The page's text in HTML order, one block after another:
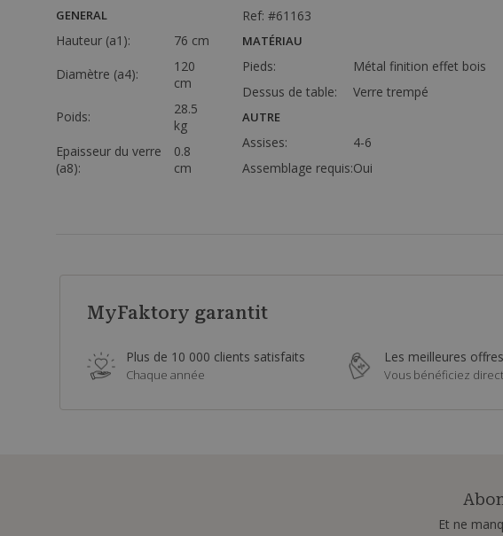
GENERAL
Hauteur (a1):
76 cm
Diamètre (a4):
120
cm
Poids:
28.5
kg
Epaisseur du verre
(a8):
0.8
cm
Ref: #61163
MATÉRIAU
Pieds:
Métal finition effet bois
Dessus de table:
Verre trempé
AUTRE
Assises:
4-6
Assemblage requis:Oui
MyFaktory garantit
Plus de 10 000 clients satisfaits
Chaque année
Les meilleures offres
Vous bénéficiez
Et ne